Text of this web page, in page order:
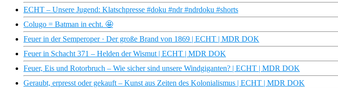
ECHT – Unsere Jugend: Klatschpresse #doku #ndr #ndrdoku #shorts
Colugo = Batman in echt. 🤩
Feuer in der Semperoper · Der große Brand von 1869 | ECHT | MDR DOK
Feuer in Schacht 371 – Helden der Wismut | ECHT | MDR DOK
Feuer, Eis und Rotorbruch – Wie sicher sind unsere Windgiganten? | ECHT | MDR DOK
Geraubt, erpresst oder gekauft – Kunst aus Zeiten des Kolonialismus | ECHT | MDR DOK